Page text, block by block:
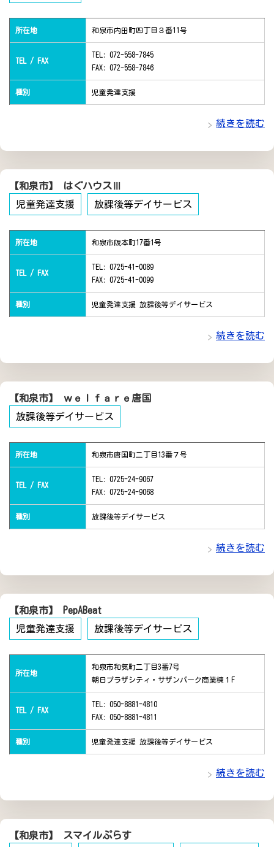
所在地 和泉市内田町四丁目３番11号
TEL / FAX
TEL: 072-558-7845
FAX: 072-558-7846
種別 児童発達支援
続きを読む
【和泉市】 はぐハウスⅢ
児童発達支援
放課後等デイサービス
所在地 和泉市阪本町17番1号
TEL / FAX
TEL: 0725-41-0089
FAX: 0725-41-0099
種別 児童発達支援 放課後等デイサービス
続きを読む
【和泉市】 ｗｅｌｆａｒｅ唐国
放課後等デイサービス
所在地 和泉市唐国町二丁目13番７号
TEL / FAX
TEL: 0725-24-9067
FAX: 0725-24-9068
種別 放課後等デイサービス
続きを読む
【和泉市】 PepABeat
児童発達支援
放課後等デイサービス
所在地
和泉市和気町二丁目3番7号
朝日プラザシティ・サザンパーク商業棟１F
TEL / FAX
TEL: 050-8881-4810
FAX: 050-8881-4811
種別 児童発達支援 放課後等デイサービス
続きを読む
【和泉市】 スマイルぷらす